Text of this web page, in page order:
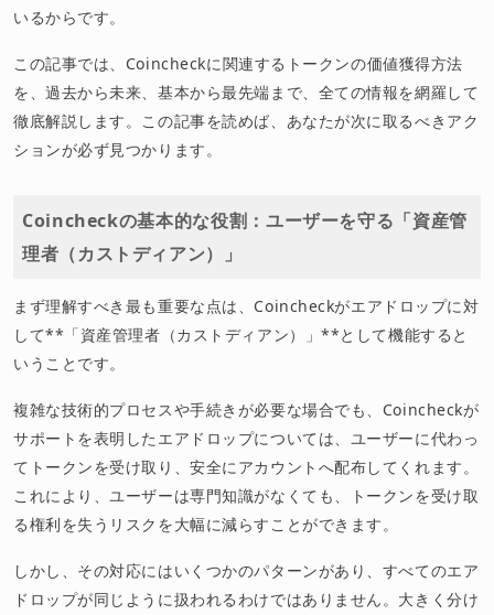
いるからです。
この記事では、Coincheckに関連するトークンの価値獲得方法
を、過去から未来、基本から最先端まで、全ての情報を網羅して
徹底解説します。この記事を読めば、あなたが次に取るべきアク
ションが必ず見つかります。
Coincheckの基本的な役割：ユーザーを守る「資産管
理者（カストディアン）」
まず理解すべき最も重要な点は、Coincheckがエアドロップに対
して**「資産管理者（カストディアン）」**として機能すると
いうことです。
複雑な技術的プロセスや手続きが必要な場合でも、Coincheckが
サポートを表明したエアドロップについては、ユーザーに代わっ
てトークンを受け取り、安全にアカウントへ配布してくれます。
これにより、ユーザーは専門知識がなくても、トークンを受け取
る権利を失うリスクを大幅に減らすことができます。
しかし、その対応にはいくつかのパターンがあり、すべてのエア
ドロップが同じように扱われるわけではありません。大きく分け